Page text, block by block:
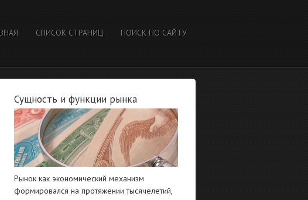
СПИСОК СТРАНИЦ ПОИСК ПО САЙТУ
Сущность и функции рынка
Рынок как экономический механизм
формировался на протяжении тысячелетий,